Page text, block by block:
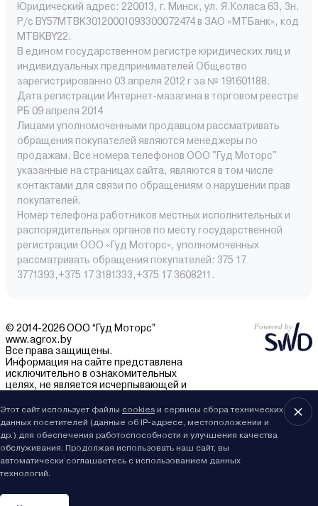
Этот сайт использует файлы cookies и сервисы сбора технических
данных посетителей (данные об IP-адресе, местоположении и
др.) для обеспечения работоспособности и улучшения качества
обслуживания. Продолжая использовать наш сайт, вы
автоматически соглашаетесь с использованием данных
технологий.
Юридический адрес: 220013, г. Минск, ул. Я.Коласа 63, 3н.
Р/с BY57MTBK30120001093300072474 в ЗАО «МТБанк», код
MTBKBY22.
В едином государственном регистре юридических лиц и
индивидуальных предпринимателей Общество
зарегистрированно 03 апреля 2012 г за № 191601188.
Дата регистрации Интернет-мазагина в торговом реестре
РБ 09 апреля 2014
Лицами уполномоченными продавцом рассматривать
обращения покупателей являются менеджеры по
продажам. Все номера телефонов ООО "Гуд Моторс"
указанные на страницах сайта, являются в том числе
контактами для связи по обращениям о нарушении прав
покупателей.
Номер телефона работников местных исполнительных и
распорядительных органов по месту государственной
регистрации ООО «Гуд Моторс», уполномоченных
рассматривать обращения покупателей: 375 17
3771393,+375 17 3181333,+375 17 3608211.
© 2014-2026 ООО “Гуд Моторс”
www.agrox.by
Все права защищены.
Информация на сайте представлена
исключительно в ознакомительных
целях, не является исчерпывающей и
Внешний вид товаров может отличаться.
За подробностями обращайтесь в отдел
продаж.